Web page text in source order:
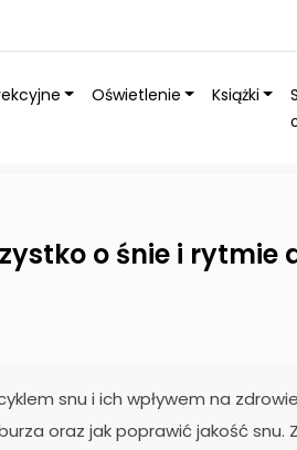
Oświetlenie Książki
o śnie i rytmie
snu i ich wpływem na
oraz jak poprawić jakość